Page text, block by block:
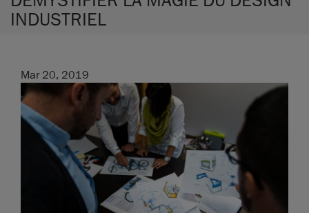
INDUSTRIEL
Mar 20, 2019